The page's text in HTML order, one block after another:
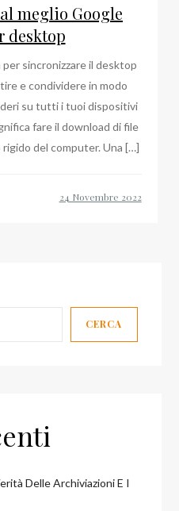
meglio Google
desktop
sincronizzare il desktop
e condividere in modo
su tutti i tuoi dispositivi
fare il download di file
rigido del computer. Una […]
CERCA
Delle Archiviazioni E I